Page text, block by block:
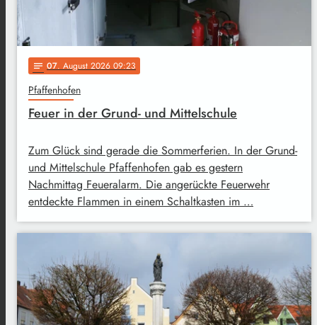
notes 07. August 2026 09:23
Pfaffenhofen
Feuer in der Grund- und Mittelschule
Zum Glück sind gerade die Sommerferien. In der Grund-
und Mittelschule Pfaffenhofen gab es gestern
Nachmittag Feueralarm. Die angerückte Feuerwehr
entdeckte Flammen in einem Schaltkasten im …